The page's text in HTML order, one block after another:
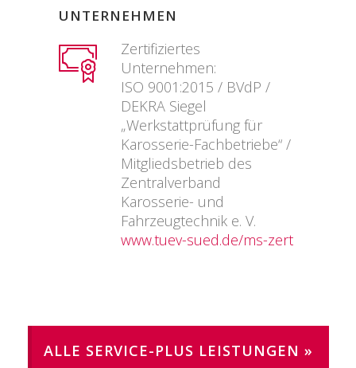
UNTERNEHMEN
Zertifiziertes
Unternehmen:
ISO 9001:2015 / BVdP /
DEKRA Siegel
„Werkstattprüfung für
Karosserie-Fachbetriebe“ /
Mitgliedsbetrieb des
Zentralverband
Karosserie- und
Fahrzeugtechnik e. V.
www.tuev-sued.de/ms-zert
ALLE SERVICE-PLUS LEISTUNGEN »